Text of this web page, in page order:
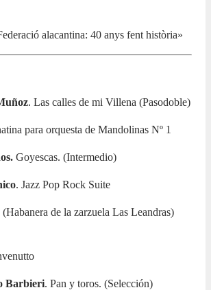
alacantina: 40 anys fent història»
. Las calles de mi Villena (Pasodoble)
para orquesta de Mandolinas Nº 1
Goyescas. (Intermedio)
. Jazz Pop Rock Suite
(Habanera de la zarzuela Las Leandras)
Barbieri. Pan y toros. (Selección)